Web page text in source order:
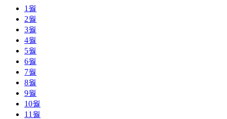
1월
2월
3월
4월
5월
6월
7월
8월
9월
10월
11월